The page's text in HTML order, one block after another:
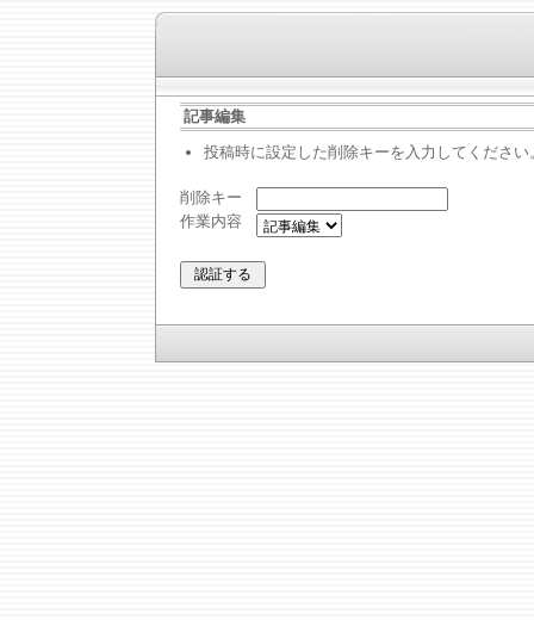
記事編集
投稿時に設定した削除キーを入力してください
削除キー
作業内容